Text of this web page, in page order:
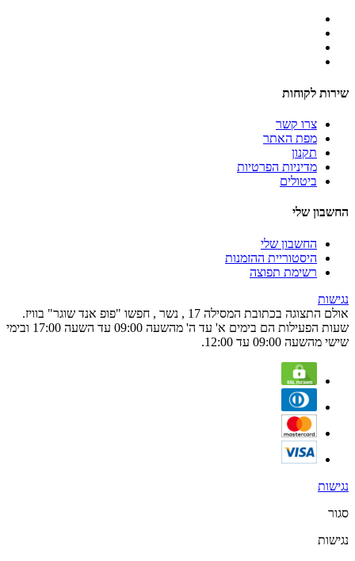
שירות לקוחות
צרו קשר
מפת האתר
תקנון
מדיניות הפרטיות
ביטולים
החשבון שלי
החשבון שלי
היסטוריית ההזמנות
רשימת תפוצה
נגישות
אולם התצוגה בכתובת המסילה 17 , נשר , חפשו "פופ אנד שוגר" בוויז.
שעות הפעילות הם בימים א' עד ה' מהשעה 09:00 עד השעה 17:00 ובימי
שישי מהשעה 09:00 עד 12:00.
נגישות
סגור
נגישות